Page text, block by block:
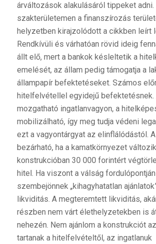
árváltozások alakulásáról tippeket adni.
szakterületemen a finanszírozás
helyzetben kirajzolódott a cikkben leírt
Rendkívüli és várhatóan rövid ideig
állt elő, mert a bankok késleltetik a
emelését, az állam pedig támogatja a
állampapír befektetéseket. Számos
hitelfelvétellel egyidejű befektetésnek.
mozgatható ingatlanvagyon, a
mobilizálható, így meg tudja védeni
ezt a vagyontárgyat az elinflálódástól.
bezárható, ha a kamatkörnyezet
konstrukcióban 30 000 forintért
hitel. Ha viszont a válság fordulópontján
szembejönnek „kihagyhatatlan
likviditás. A megteremtett likviditás,
részben nem várt élethelyzetekben is
nehezén. Nem ajánlom a konstrukciót
tartanak a hitelfelvételtől, az ingatlanuk